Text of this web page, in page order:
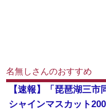
名無しさんのおすすめ